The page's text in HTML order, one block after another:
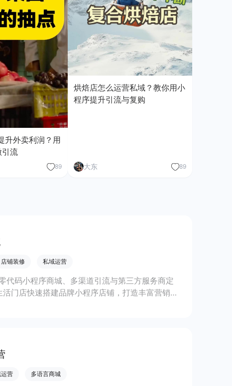
升外卖利润？用
引流
89
烘焙店怎么运营私域？教你用小
程序提升引流与复购
大东 89
店铺装修 私域运营
代码小程序商城、多渠道引流与第三方服务商定
门店快速搭建品牌小程序店铺，打造丰富营销与
营 多语言商城